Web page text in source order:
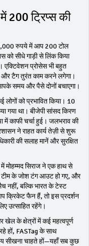
200 ट्रिप्स की
3,000 रुपये में आप 200 टोल
सीधे गाड़ी से लिंक किया
एक्टिवेशन प्रोसेस भी बहुत
टैग तुरंत काम करने लगेगा।
समय और पैसे दोनों बचाएगा।
को प्रभावित किया। 10
गया था। बीजेपी सांसद किरण
में काफी चर्चा हुई। जलभराव की
ने राहत कार्य तेज़ी से शुरू
की सलाह मानें और सुरक्षित
सिराज ने एक हाथ से
टीम के जोश टंग आउट हो गए, और
नहीं, बल्कि भारत के टेस्ट
क्रिकेट फैन हैं, तो इस प्रदर्शन
उत्साहित रहेंगे।
खेल के क्षेत्रों में कई महत्वपूर्ण
हों, FASTag के साथ
सीखना चाहते हों—यहाँ सब कुछ